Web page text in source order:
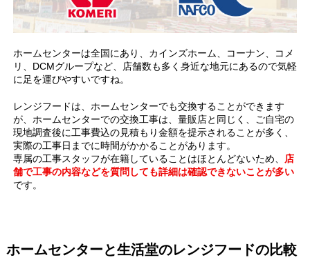
ホームセンターは全国にあり、カインズホーム、コーナン、コメ
リ、DCMグループなど、店舗数も多く身近な地元にあるので気軽
に足を運びやすいですね。
レンジフードは、ホームセンターでも交換することができます
が、ホームセンターでの交換工事は、量販店と同じく、ご自宅の
現地調査後に工事費込の見積もり金額を提示されることが多く、
実際の工事日までに時間がかかることがあります。
専属の工事スタッフが在籍していることはほとんどないため、 店
舗で工事の内容などを質問しても詳細は確認できないことが多い
です。
ホームセンターと生活堂のレンジフードの比較